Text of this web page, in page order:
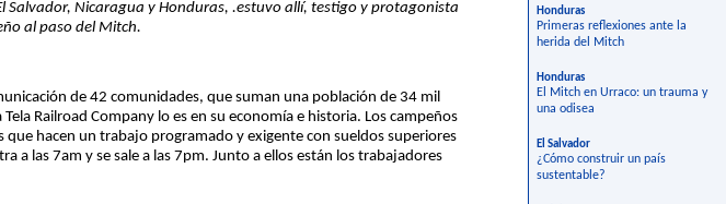
Salvador, Nicaragua y Honduras, .estuvo allí, testigo y protagonista
al paso del Mitch.
de 42 comunidades, que suman una población de 34 mil
Railroad Company lo es en su economía e historia. Los campeños
hacen un trabajo programado y exigente con sueldos superiores
a las 7am y se sale a las 7pm. Junto a ellos están los trabajadores
Honduras
Primeras reflexiones ante la
herida del Mitch
Honduras
El Mitch en Urraco: un trauma y
una odisea
El Salvador
¿Cómo construir un país
sustentable?